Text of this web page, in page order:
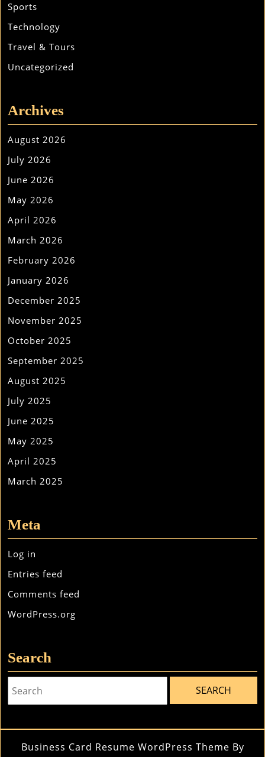
Sports
Technology
Travel & Tours
Uncategorized
Archives
August 2026
July 2026
June 2026
May 2026
April 2026
March 2026
February 2026
January 2026
December 2025
November 2025
October 2025
September 2025
August 2025
July 2025
June 2025
May 2025
April 2025
March 2025
Meta
Log in
Entries feed
Comments feed
WordPress.org
Search
for:
Business Card Resume WordPress Theme By